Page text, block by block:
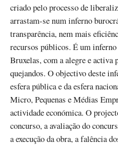
criado pelo processo de
arrastam-se num inferno
transparência, nem mais
recursos públicos. É um
Bruxelas, com a alegre e activa
quejandos. O objectivo deste
esfera pública e da esfera
Micro, Pequenas e Médias
actividade económica. O
concurso, a avaliação do
a execução da obra, a falência